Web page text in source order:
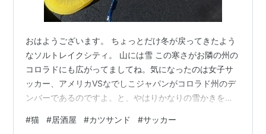
おはようございます。 ちょっとだけ冬が戻ってきたよう
なソルトレイクシティ。 山には雪 この寒さがお隣の州の
コロラドにも広がってましてね。気になったのは女子サ
ッカー、アメリカVSなでしこジャパンがコロラド州のデ
ンバーであるのですよ。と、やはりかなりの雪かきをせ
でのプレーってどんなものなのでしょうね。 夜に始まっ
#猫 #居酒屋 #カツサンド #サッカー